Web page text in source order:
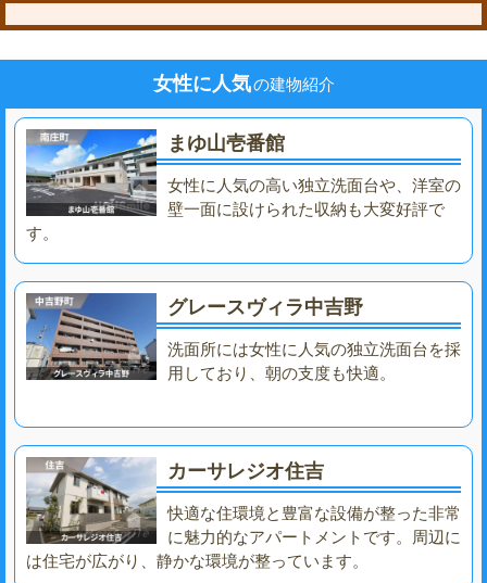
女性に人気の建物紹介
まゆ山壱番館
女性に人気の高い独立洗面台や、洋室の
壁一面に設けられた収納も大変好評で
す。
グレースヴィラ中吉野
洗面所には女性に人気の独立洗面台を採
用しており、朝の支度も快適。
カーサレジオ住吉
快適な住環境と豊富な設備が整った非常
に魅力的なアパートメントです。周辺に
は住宅が広がり、静かな環境が整っています。